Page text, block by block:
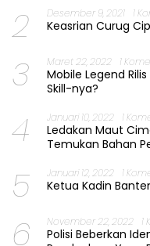
2 Desember 9, 2021 1
Keasrian Curug
3 Maret 22, 2022 1
Mobile Legend
Skill-nya?
4 Januari 10, 2022 1
Ledakan Maut
Temukan Bahan
5 Januari 12, 2022 1
Ketua Kadin
6 November 22, 2022 1
Polisi Beberkan